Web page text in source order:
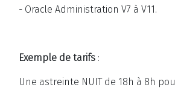
- Oracle Administration V7 à V11.
Exemple de tarifs :
Une astreinte NUIT de 18h à 8h